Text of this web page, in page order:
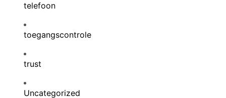
telefoon
toegangscontrole
trust
Uncategorized